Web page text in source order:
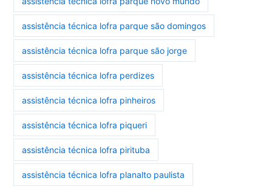
assistência técnica lofra parque são domingos
assistência técnica lofra parque são jorge
assistência técnica lofra perdizes
assistência técnica lofra pinheiros
assistência técnica lofra piqueri
assistência técnica lofra pirituba
assistência técnica lofra planalto paulista